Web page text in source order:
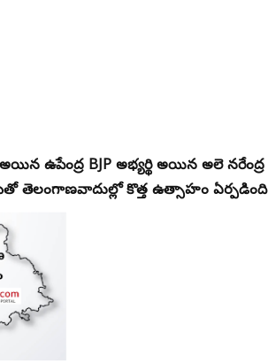
ఉపేంద్ర BJP అభ్యర్థి అయిన అలె నరేంద్ర
తెలంగాణవాదుల్లో కొత్త ఉత్సాహం ఏర్పడింది